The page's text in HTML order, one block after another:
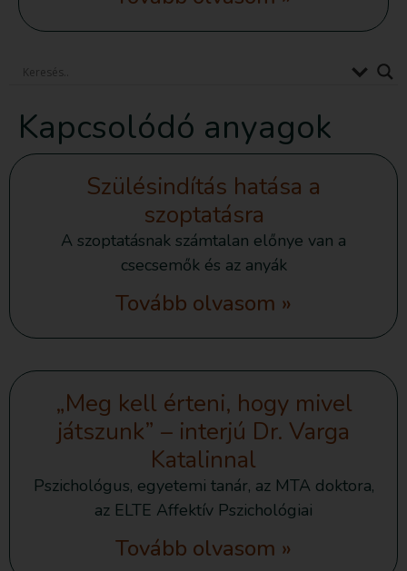
Kapcsolódó anyagok
Szülésindítás hatása a
szoptatásra
A szoptatásnak számtalan előnye van a
csecsemők és az anyák
Tovább olvasom »
„Meg kell érteni, hogy mivel
játszunk” – interjú Dr. Varga
Katalinnal
Pszichológus, egyetemi tanár, az MTA doktora,
az ELTE Affektív Pszichológiai
Tovább olvasom »